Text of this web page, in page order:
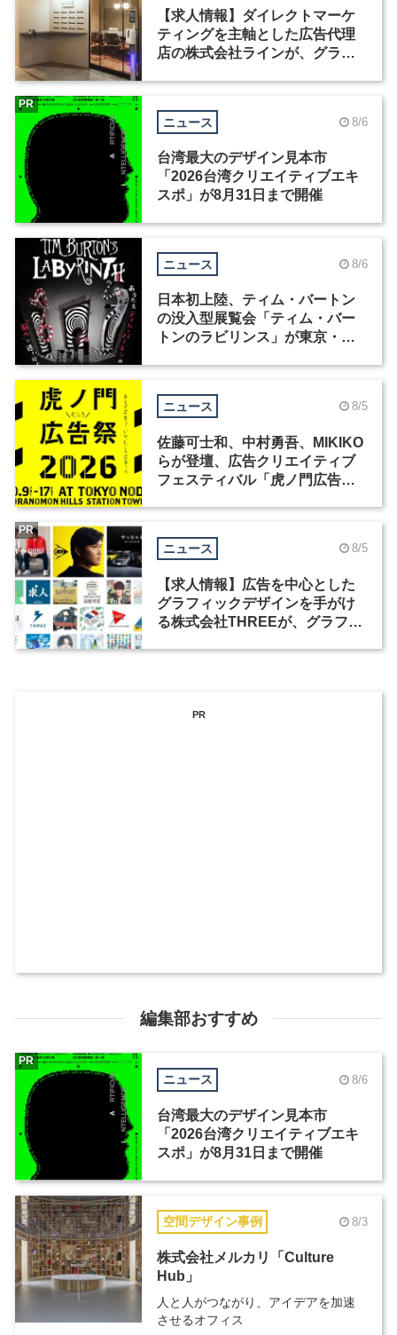
【求人情報】ダイレクトマーケ
ティングを主軸とした広告代理
店の株式会社ラインが、グラフ
ニュース 8/6
台湾最大のデザイン見本市
「2026台湾クリエイティブエキ
スポ」が8月31日まで開催
PR
ニュース 8/6
日本初上陸、ティム・バートン
の没入型展覧会「ティム・バー
トンのラビリンス」が東京・豊
ニュース 8/5
佐藤可士和、中村勇吾、MIKIKO
らが登壇、広告クリエイティブ
フェスティバル「虎ノ門広告
ニュース 8/5
【求人情報】広告を中心とした
グラフィックデザインを手がけ
る株式会社THREEが、グラフィ
PR
PR
編集部おすすめ
ニュース 8/6
台湾最大のデザイン見本市
「2026台湾クリエイティブエキ
スポ」が8月31日まで開催
PR
空間デザイン事例 8/3
株式会社メルカリ「Culture
Hub」
人と人がつながり、アイデアを加速
させるオフィス